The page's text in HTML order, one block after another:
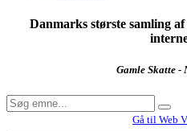
Danmarks største samling
Gamle Skatte -
Gå til Web